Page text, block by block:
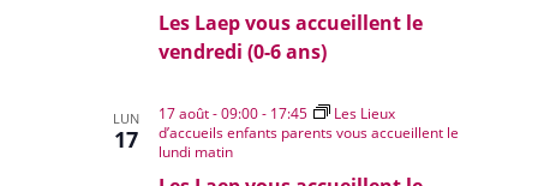
Les Laep vous accueillent le
vendredi (0-6 ans)
LUN
17
17 août - 09:00- 17:45
Les Lieux
d’accueils enfants parents vous accueillent le
lundi matin